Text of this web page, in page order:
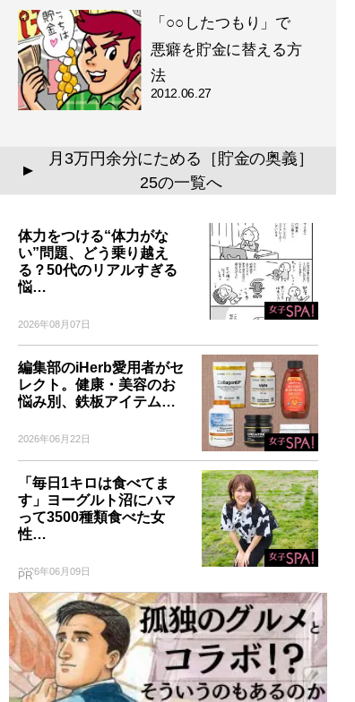
「○○したつもり」で
悪癖を貯金に替える方
法
2012.06.27
▲
月3万円余分にためる［貯金の奥義］
25の一覧へ
体力をつける“体力がな
い”問題、どう乗り越え
る？50代のリアルすぎる
悩…
2026年08月07日
編集部のiHerb愛用者がセ
レクト。健康・美容のお
悩み別、鉄板アイテム…
2026年06月22日
「毎日1キロは食べてま
す」ヨーグルト沼にハマ
って3500種類食べた女
性…
2026年06月09日
PR